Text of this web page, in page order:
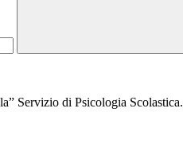
Servizio di Psicologia Scolastica.